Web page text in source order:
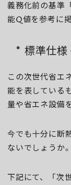
義務化前の基準
能Q値を参考に掲
標準仕様
この次世代省エ
能を表している
量や省エネ設備
今でも十分に断
ないでしょうか。
下記にて、「次